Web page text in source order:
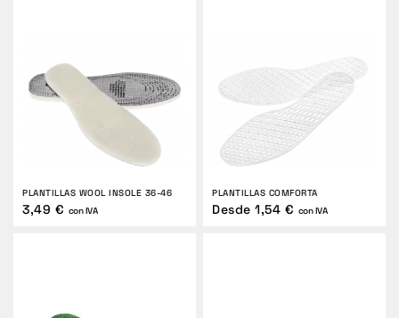
PLANTILLAS WOOL INSOLE 36-46
3,49 € con IVA
PLANTILLAS COMFORTA
Desde 1,54 € con IVA